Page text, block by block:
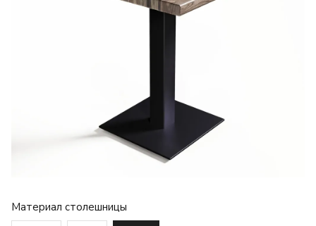
Материал столешницы